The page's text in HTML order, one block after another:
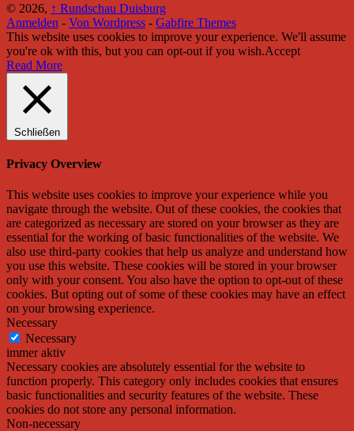
© 2026, ↑ Rundschau Duisburg
Anmelden - Von Wordpress - Gabfire Themes
This website uses cookies to improve your experience. We'll assume
you're ok with this, but you can opt-out if you wish.Accept
Read More
Schließen
Privacy Overview
This website uses cookies to improve your experience while you
navigate through the website. Out of these cookies, the cookies that
are categorized as necessary are stored on your browser as they are
essential for the working of basic functionalities of the website. We
also use third-party cookies that help us analyze and understand how
you use this website. These cookies will be stored in your browser
only with your consent. You also have the option to opt-out of these
cookies. But opting out of some of these cookies may have an effect
on your browsing experience.
Necessary
Necessary
immer aktiv
Necessary cookies are absolutely essential for the website to
function properly. This category only includes cookies that ensures
basic functionalities and security features of the website. These
cookies do not store any personal information.
Non-necessary